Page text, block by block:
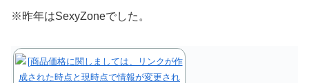
※昨年はSexyZoneでした。